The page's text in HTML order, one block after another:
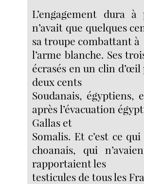
L’engagement dura
n’avait que quelques
sa troupe combattant à
l’arme blanche. Ses
écrasés en un clin
deux cents
Soudanais, égyptiens,
après l’évacuation
Gallas et
Somalis. Et c’est ce
choanais, qui
rapportaient les
testicules de tous les